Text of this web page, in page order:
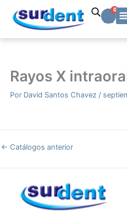
contenido
0
Rayos X
Por David Santos Chavez /
← Catálogos anterior